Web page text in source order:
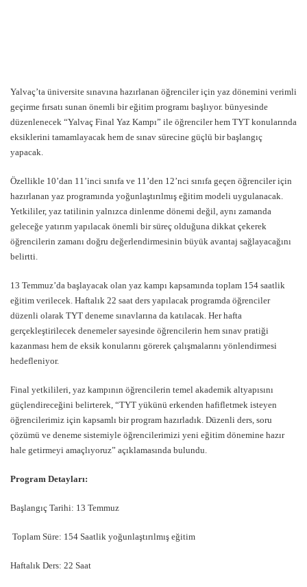
Yalvaç’ta üniversite sınavına hazırlanan öğrenciler için yaz dönemini verimli
geçirme fırsatı sunan önemli bir eğitim programı başlıyor. bünyesinde
düzenlenecek “Yalvaç Final Yaz Kampı” ile öğrenciler hem TYT konularında
eksiklerini tamamlayacak hem de sınav sürecine güçlü bir başlangıç
yapacak.
Özellikle 10’dan 11’inci sınıfa ve 11’den 12’nci sınıfa geçen öğrenciler için
hazırlanan yaz programında yoğunlaştırılmış eğitim modeli uygulanacak.
Yetkililer, yaz tatilinin yalnızca dinlenme dönemi değil, aynı zamanda
geleceğe yatırım yapılacak önemli bir süreç olduğuna dikkat çekerek
öğrencilerin zamanı doğru değerlendirmesinin büyük avantaj sağlayacağını
belirtti.
13 Temmuz’da başlayacak olan yaz kampı kapsamında toplam 154 saatlik
eğitim verilecek. Haftalık 22 saat ders yapılacak programda öğrenciler
düzenli olarak TYT deneme sınavlarına da katılacak. Her hafta
gerçekleştirilecek denemeler sayesinde öğrencilerin hem sınav pratiği
kazanması hem de eksik konularını görerek çalışmalarını yönlendirmesi
hedefleniyor.
Final yetkilileri, yaz kampının öğrencilerin temel akademik altyapısını
güçlendireceğini belirterek, “TYT yükünü erkenden hafifletmek isteyen
öğrencilerimiz için kapsamlı bir program hazırladık. Düzenli ders, soru
çözümü ve deneme sistemiyle öğrencilerimizi yeni eğitim dönemine hazır
hale getirmeyi amaçlıyoruz” açıklamasında bulundu.
Program Detayları:
Başlangıç Tarihi: 13 Temmuz
Toplam Süre: 154 Saatlik yoğunlaştırılmış eğitim
Haftalık Ders: 22 Saat